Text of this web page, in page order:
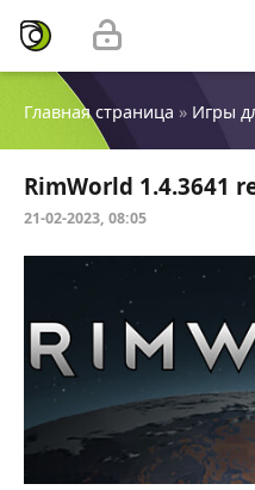
Главная страница » Игры
RimWorld 1.4.3641
21-02-2023, 08:05